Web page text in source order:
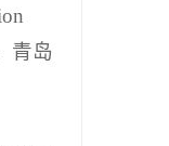
青岛